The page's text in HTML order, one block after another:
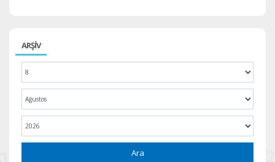
ARŞİV
Ara